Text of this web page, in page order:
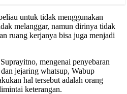
untuk tidak menggunakan
melanggar, namun dirinya tidak
ruang kerjanya bisa juga menjadi
mengenai penyebaran
jejaring whatsup, Wabup
hal tersebut adalah orang
keterangan.